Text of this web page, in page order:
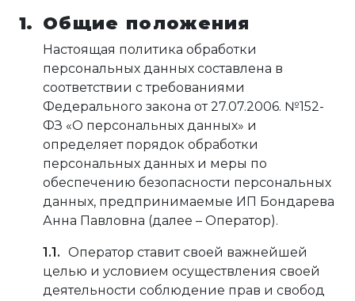
Общие положения
Настоящая политика обработки
персональных данных составлена в
соответствии с требованиями
Федерального закона от 27.07.2006. №152-
ФЗ «О персональных данных» и
определяет порядок обработки
персональных данных и меры по
обеспечению безопасности персональных
данных, предпринимаемые ИП Бондарева
Анна Павловна (далее – Оператор).
Оператор ставит своей важнейшей
целью и условием осуществления своей
деятельности соблюдение прав и свобод